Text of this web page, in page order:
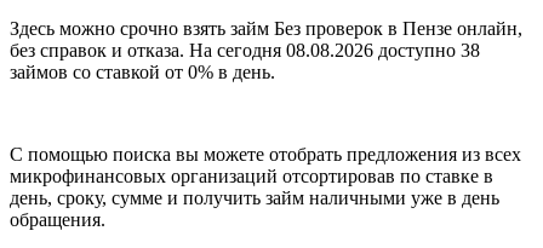
Здесь можно срочно взять займ Без проверок в Пензе онлайн,
без справок и отказа. На сегодня 08.08.2026 доступно 38
займов со ставкой от 0% в день.
С помощью поиска вы можете отобрать предложения из всех
микрофинансовых организаций отсортировав по ставке в
день, сроку, сумме и получить займ наличными уже в день
обращения.